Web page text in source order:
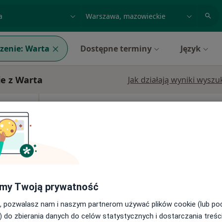
Warta Dostępne terminy Język
z Warta Jak działają wyniki
278 zł
Twoją prywatność
pozwalasz nam i naszym partnerom używać plików cookie (lub
do zbierania danych do celów statystycznych i dostarczania